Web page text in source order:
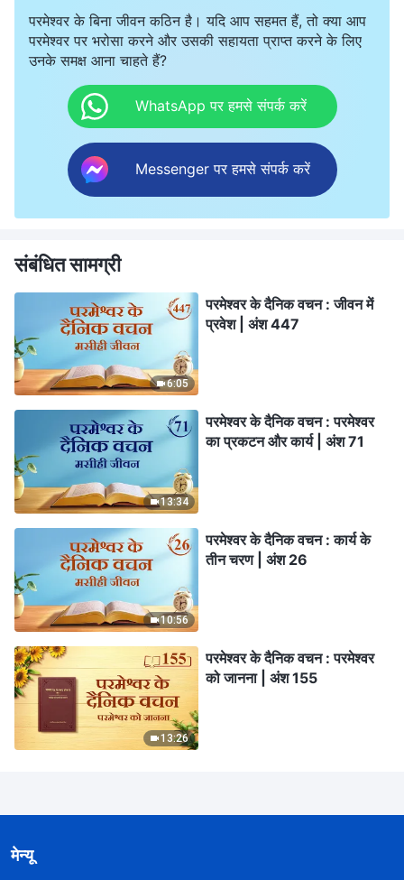
परमेश्वर के बिना जीवन कठिन है। यदि आप सहमत हैं, तो क्या आप
परमेश्वर पर भरोसा करने और उसकी सहायता प्राप्त करने के लिए
उनके समक्ष आना चाहते हैं?
WhatsApp पर हमसे संपर्क करें
Messenger पर हमसे संपर्क करें
संबंधित सामग्री
6:05
परमेश्वर के दैनिक वचन : जीवन में
प्रवेश | अंश 447
13:34
परमेश्वर के दैनिक वचन : परमेश्वर
का प्रकटन और कार्य | अंश 71
10:56
परमेश्वर के दैनिक वचन : कार्य के
तीन चरण | अंश 26
13:26
परमेश्वर के दैनिक वचन : परमेश्वर
को जानना | अंश 155
मेन्यू